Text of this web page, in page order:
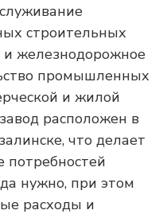
строительных
и железнодорожное
промышленных
и жилой
расположен в
что делает
нужно, при этом
расходы и